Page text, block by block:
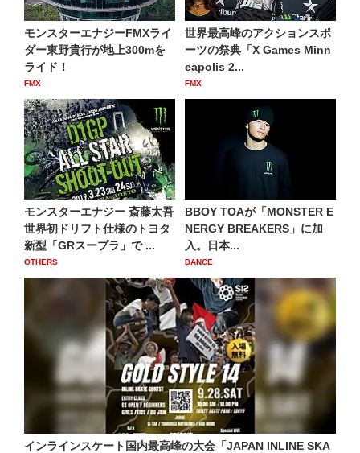
モンスターエナジーFMXライ
ダー東野貴行が地上300mを
ライド！
FMX
世界最高峰のアクションスポ
ーツの祭典「X Games Minn
eapolis 2...
FMX
モンスターエナジー 斎藤太吾
世界初ドリフト仕様のトヨタ
新型「GRスープラ」で ...
OTHERS
BBOY TOAが「MONSTER E
NERGY BREAKERS」に加
入。日本...
DANCE
インラインスケート国内最高峰の大会「JAPAN INLINE SKA